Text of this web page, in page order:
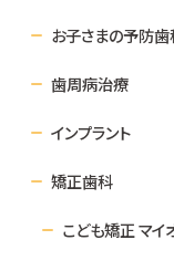
お子さまの予防歯
歯周病治療
インプラント
矯正歯科
こども矯正 マイ